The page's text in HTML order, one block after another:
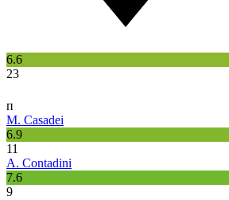
6.6
23
п
M. Casadei
6.9
11
A. Contadini
7.6
9